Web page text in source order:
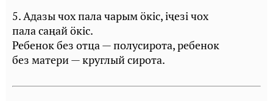
5. Адазы чох пала чарым öкiс, iҷезi чох
пала саңай öкiс.
Ребенок без отца — полусирота, ребенок
без матери — круглый сирота.